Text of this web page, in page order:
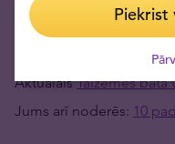
Kambodžu,
nedrīkst laist garām.
AktuālaisTaizemes bata
Jums arī noderēs: 10
Piekrist